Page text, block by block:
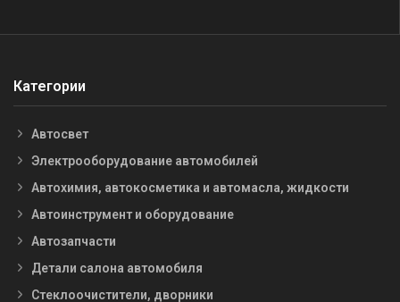
Категории
Автосвет
Электрооборудование автомобилей
Автохимия, автокосметика и автомасла, жидкости
Автоинструмент и оборудование
Автозапчасти
Детали салона автомобиля
Стеклоочистители, дворники